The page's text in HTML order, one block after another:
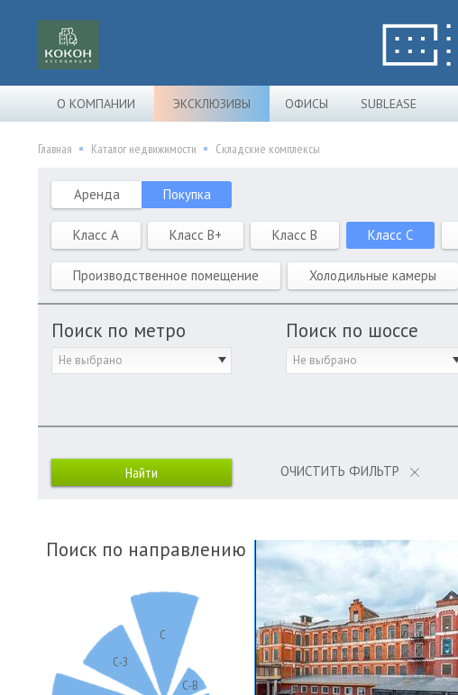
О КОМПАНИИ ЭКСКЛЮЗИВЫ ОФИСЫ SUBLEASE
Главная Каталог недвижимости Складские комплексы
Аренда Покупка
Класс A Класс B+ Класс B Класс C
Производственное помещение Холодильные камеры
Поиск по метро
Не выбрано
Поиск по шоссе
Не выбрано
ОЧИСТИТЬ ФИЛЬТР
Поиск по направлению
С
С-В
С-З